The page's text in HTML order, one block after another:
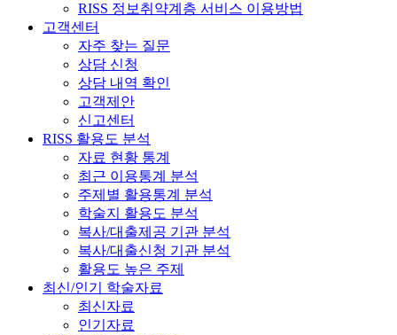
RISS 정보취약계층 서비스 이용방법
고객센터
자주 찾는 질문
상담 신청
상담 내역 확인
고객제안
신고센터
RISS 활용도 분석
자료 현황 통계
최근 이용통계 분석
주제별 활용통계 분석
학술지 활용도 분석
복사/대출제공 기관 분석
복사/대출신청 기관 분석
활용도 높은 주제
최신/인기 학술자료
최신자료
인기자료